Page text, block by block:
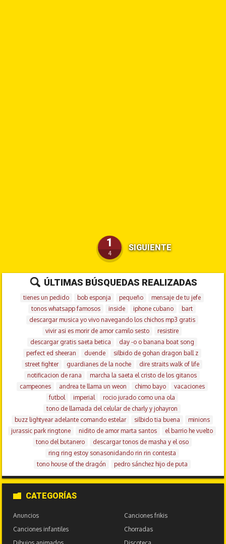
1
4
SIGUIENTE
ÚLTIMAS BÚSQUEDAS REALIZADAS
tienes un pedido bob esponja pequeño
mensaje de tu jefe
tonos whatsapp famosos
inside iphone cubano
bart
descargar musica yo vivo navegando los chichos mp3 gratis
vivir asi es morir de amor camilo sesto
resistire
descargar gratis saeta betica
day -o o banana boat song
perfect ed sheeran
duende
silbido de gohan dragon ball z
street fighter
guardianes de la noche
dire straits walk of life
notificacion de rana
marcha la saeta el cristo de los gitanos
campeones
andrea te llama un weon chimo bayo
vacaciones
futbol
imperial
rocio jurado como una ola
tono de llamada del celular de charly y johayron
buzz lightyear adelante comando estelar
silbido tia buena
minions
jurassic park ringtone
nidito de amor marta santos
el barrio he vuelto
tono del butanero
descargar tonos de masha y el oso
ring ring estoy sonasonidando rin rin contesta
tono house of the dragón
pedro sánchez hijo de puta
CATEGORÍAS
Anuncios
Canciones frikis
Canciones infantiles
Chorradas